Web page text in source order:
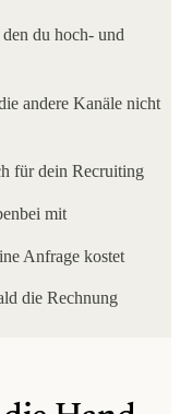
du hoch- und
andere Kanäle nicht
für dein Recruiting
mit
Anfrage kostet
die Rechnung